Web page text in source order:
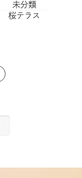
未分類
桜テラス